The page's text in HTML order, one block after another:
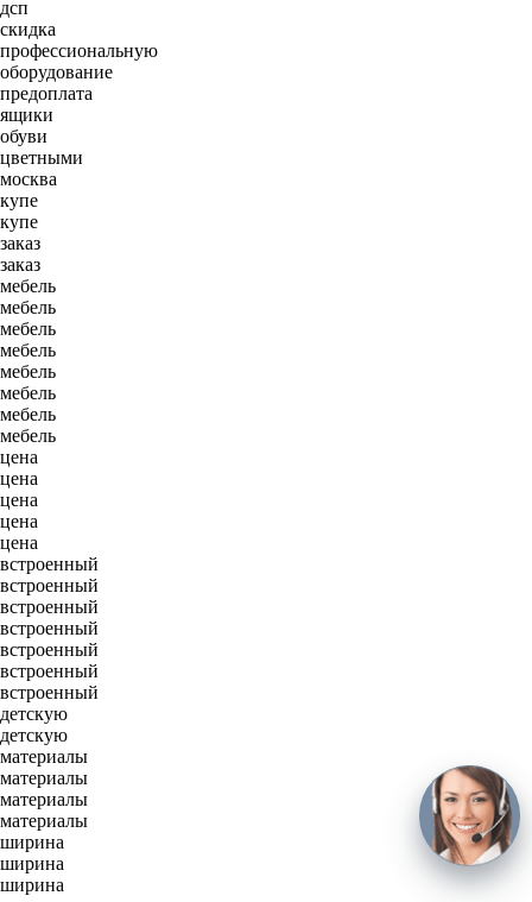
дсп
скидка
профессиональную
оборудование
предоплата
ящики
обуви
цветными
москва
купе
купе
заказ
заказ
мебель
мебель
мебель
мебель
мебель
мебель
мебель
мебель
цена
цена
цена
цена
цена
встроенный
встроенный
встроенный
встроенный
встроенный
встроенный
встроенный
детскую
детскую
материалы
материалы
материалы
материалы
ширина
ширина
ширина